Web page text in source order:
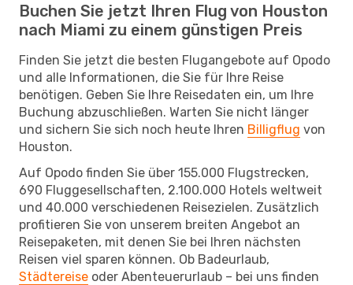
Buchen Sie jetzt Ihren Flug von Houston
nach Miami zu einem günstigen Preis
Finden Sie jetzt die besten Flugangebote auf Opodo
und alle Informationen, die Sie für Ihre Reise
benötigen. Geben Sie Ihre Reisedaten ein, um Ihre
Buchung abzuschließen. Warten Sie nicht länger
und sichern Sie sich noch heute Ihren Billigflug von
Houston.
Auf Opodo finden Sie über 155.000 Flugstrecken,
690 Fluggesellschaften, 2.100.000 Hotels weltweit
und 40.000 verschiedenen Reisezielen. Zusätzlich
profitieren Sie von unserem breiten Angebot an
Reisepaketen, mit denen Sie bei Ihren nächsten
Reisen viel sparen können. Ob Badeurlaub,
Städtereise oder Abenteuerurlaub – bei uns finden